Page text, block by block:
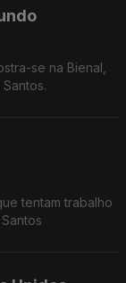
se na Bienal,
tentam trabalho